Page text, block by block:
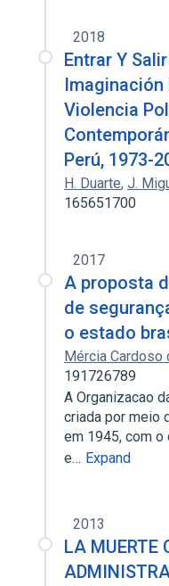
2018
Entrar Y
Violencia
Perú, 1973-
H. Duarte, J.
165651700
2017
A proposta
de
o estado
Mércia Cardoso
191726789
A Organizacao
criada por meio
em 1945, com
e… Expand
2013
LA MUERTE